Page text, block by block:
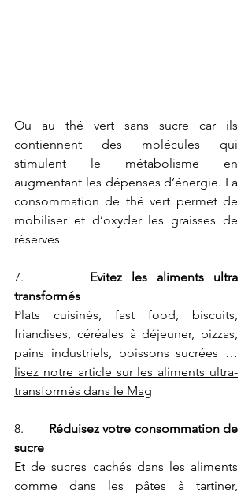
Ou au thé vert sans sucre car ils
contiennent des molécules qui
stimulent le métabolisme en
augmentant les dépenses d’énergie. La
consommation de thé vert permet de
mobiliser et d’oxyder les graisses de
réserves
7. Evitez les aliments ultra
transformés
Plats cuisinés, fast food, biscuits,
friandises, céréales à déjeuner, pizzas,
lisez notre article sur les aliments ultra-
transformés dans le Mag
8. Réduisez votre consommation de
sucre
Et de sucres cachés dans les aliments
comme dans les pâtes à tartiner,